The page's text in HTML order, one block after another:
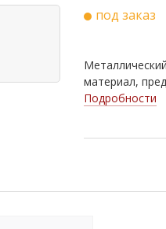
под заказ
материал,
Подробности